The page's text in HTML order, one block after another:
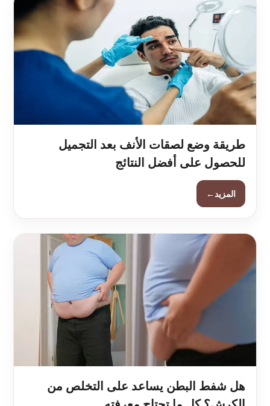
طريقة وضع لصقات الأنف بعد التجميل
للحصول على أفضل النتائج
المزيد←
هل شفط البطن يساعد على التخلص من